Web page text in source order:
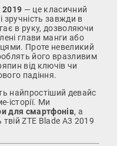
2019 — це класичний
зручність завжди в
в руку, дозволяючи
глави манги або
Проте невеликий
його вразливим
від ключів чи
падіння.
найпростіший девайс
історії. Ми
для смартфонів, а
ZTE Blade A3 2019